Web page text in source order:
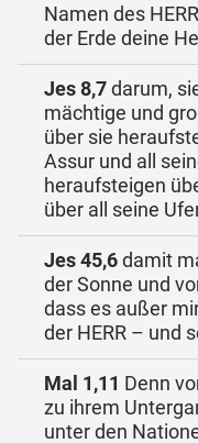
Namen des
der Erde deine
Jes 8,7darum,
mächtige und
über sie
Assur und all
heraufsteigen
über all seine
Jes 45,6damit
der Sonne und
dass es außer
der HERR – und
Mal 1,11 Denn
zu ihrem
unter den